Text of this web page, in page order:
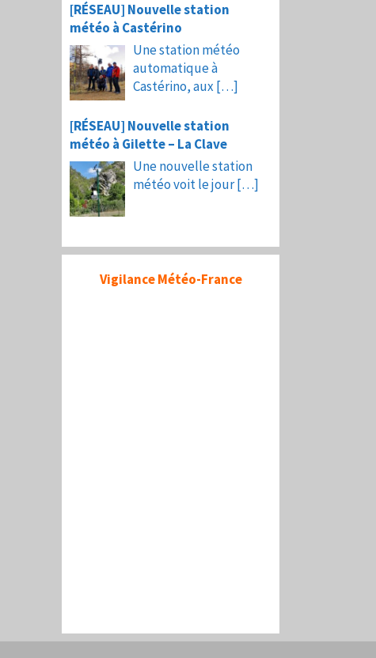
[RÉSEAU] Nouvelle station
météo à Castérino
Une station météo
automatique à
Castérino, aux […]
[RÉSEAU] Nouvelle station
météo à Gilette – La Clave
Une nouvelle station
météo voit le jour[…]
Vigilance Météo-France